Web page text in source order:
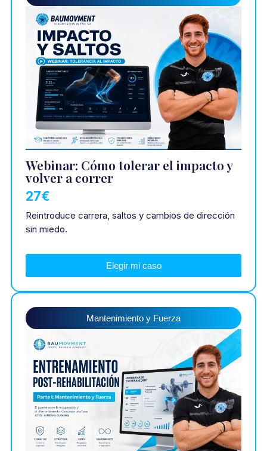
Webinar: Cómo tolerar el impacto y
volver a correr
27€
Reintroduce carrera, saltos y cambios de dirección
sin miedo.
Elegir mi caso
Mantenimiento y Fuerza